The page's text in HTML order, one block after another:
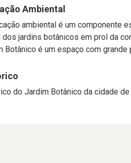
Ambiental
ambiental é um componente
dos jardins botânicos em prol da
Botânico é um espaço com grande
do Jardim Botânico da cidade